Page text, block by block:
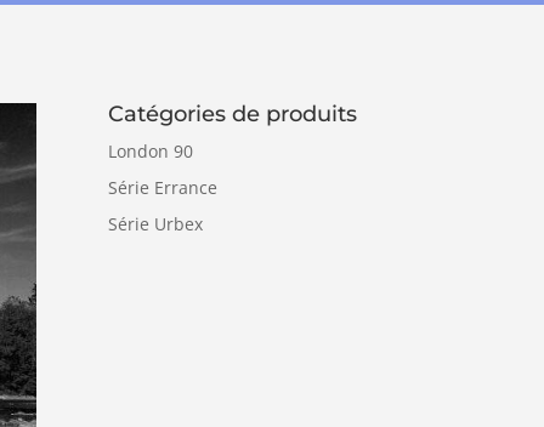
Catégories de produits
London 90
Série Errance
Série Urbex